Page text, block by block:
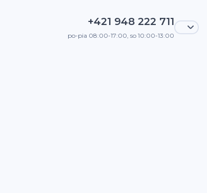
+421 948 222 711
po-pia 08:00-17:00, so 10:00-13:00